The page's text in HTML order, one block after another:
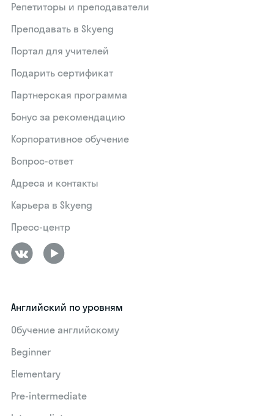
Репетиторы и преподаватели
Преподавать в Skyeng
Портал для учителей
Подарить сертификат
Партнерская программа
Бонус за рекомендацию
Корпоративное обучение
Вопрос-ответ
Адреса и контакты
Карьера в Skyeng
Пресс-центр
Английский по уровням
Обучение английскому
Beginner
Elementary
Pre-intermediate